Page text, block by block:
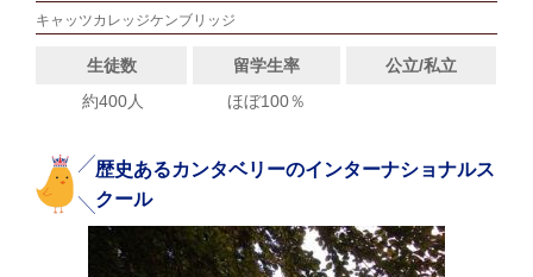
キャッツカレッジケンブリッジ
生徒数 留学生率
公立/私立
約400人
ほぼ100％
歴史あるカンタベリーのインターナショナルス
クール